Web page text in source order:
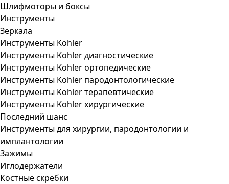
Шлифмоторы и боксы
Инструменты
Зеркала
Инструменты Kohler
Инструменты Kohler диагностические
Инструменты Kohler ортопедические
Инструменты Kohler пародонтологические
Инструменты Kohler терапевтические
Инструменты Kohler хирургические
Последний шанс
Инструменты для хирургии, пародонтологии и
имплантологии
Зажимы
Иглодержатели
Костные скребки